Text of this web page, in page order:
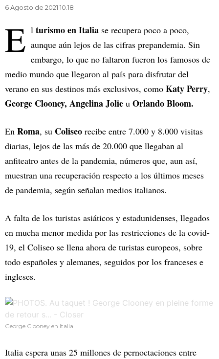
6 Agosto de 2021 10.18
E l turismo en Italia se recupera poco a poco,
aunque aún lejos de las cifras prepandemia. Sin
embargo, lo que no faltaron fueron los famosos de
medio mundo que llegaron al país para disfrutar del
verano en sus destinos más exclusivos, como Katy Perry,
George Clooney, Angelina Jolie u Orlando Bloom.
En Roma, su Coliseo recibe entre 7.000 y 8.000 visitas
diarias, lejos de las más de 20.000 que llegaban al
anfiteatro antes de la pandemia, números que, aun así,
muestran una recuperación respecto a los últimos meses
de pandemia, según señalan medios italianos.
A falta de los turistas asiáticos y estadunidenses, llegados
en mucha menor medida por las restricciones de la covid-
19, el Coliseo se llena ahora de turistas europeos, sobre
todo españoles y alemanes, seguidos por los franceses e
ingleses.
George Clooney en Italia.
Italia espera unas 25 millones de pernoctaciones entre